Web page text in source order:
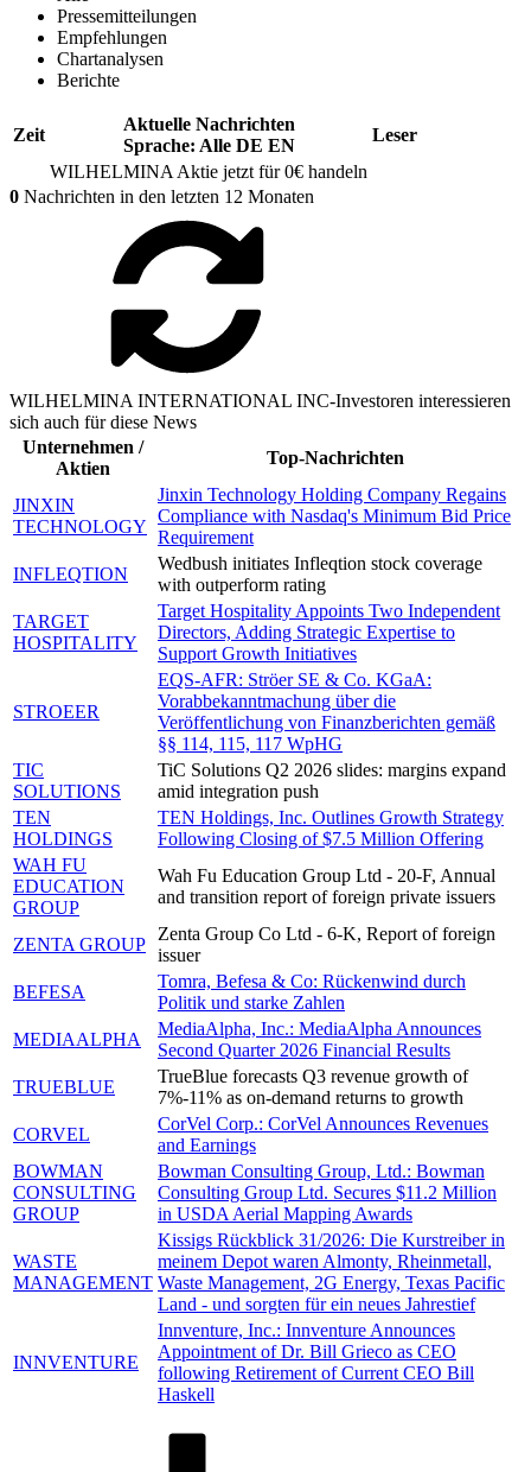
Pressemitteilungen
Empfehlungen
Chartanalysen
Berichte
Zeit
Aktuelle Nachrichten
Sprache: Alle DE EN
Leser
WILHELMINA Aktie jetzt für 0€ handeln
0 Nachrichten in den letzten 12 Monaten
WILHELMINA INTERNATIONAL INC-Investoren interessieren
sich auch für diese News
Unternehmen /
Aktien
Top-Nachrichten
JINXIN
TECHNOLOGY
Jinxin Technology Holding Company Regains
Compliance with Nasdaq's Minimum Bid Price
Requirement
INFLEQTION
Wedbush initiates Infleqtion stock coverage
with outperform rating
TARGET
HOSPITALITY
Target Hospitality Appoints Two Independent
Directors, Adding Strategic Expertise to
Support Growth Initiatives
STROEER
EQS-AFR: Ströer SE & Co. KGaA:
Vorabbekanntmachung über die
Veröffentlichung von Finanzberichten gemäß
§§ 114, 115, 117 WpHG
TIC
SOLUTIONS
TiC Solutions Q2 2026 slides: margins expand
amid integration push
TEN
HOLDINGS
TEN Holdings, Inc. Outlines Growth Strategy
Following Closing of $7.5 Million Offering
WAH FU
EDUCATION
GROUP
Wah Fu Education Group Ltd - 20-F, Annual
and transition report of foreign private issuers
ZENTA GROUP
Zenta Group Co Ltd - 6-K, Report of foreign
issuer
BEFESA
Tomra, Befesa & Co: Rückenwind durch
Politik und starke Zahlen
MEDIAALPHA
MediaAlpha, Inc.: MediaAlpha Announces
Second Quarter 2026 Financial Results
TRUEBLUE
TrueBlue forecasts Q3 revenue growth of
7%-11% as on-demand returns to growth
CORVEL
CorVel Corp.: CorVel Announces Revenues
and Earnings
BOWMAN
CONSULTING
GROUP
Bowman Consulting Group, Ltd.: Bowman
Consulting Group Ltd. Secures $11.2 Million
in USDA Aerial Mapping Awards
WASTE
MANAGEMENT
Kissigs Rückblick 31/2026: Die Kurstreiber in
meinem Depot waren Almonty, Rheinmetall,
Waste Management, 2G Energy, Texas Pacific
Land - und sorgten für ein neues Jahrestief
INNVENTURE
Innventure, Inc.: Innventure Announces
Appointment of Dr. Bill Grieco as CEO
following Retirement of Current CEO Bill
Haskell